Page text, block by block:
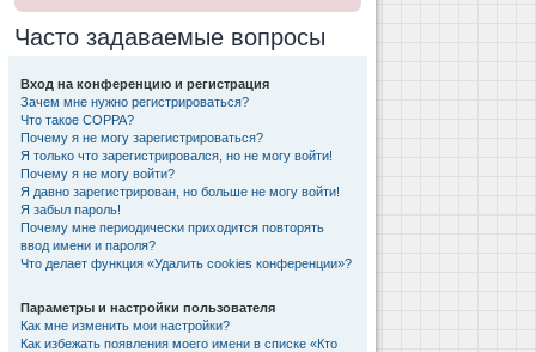
Часто задаваемые вопросы
Вход на конференцию и регистрация
Зачем мне нужно регистрироваться?
Что такое COPPA?
Почему я не могу зарегистрироваться?
Я только что зарегистрировался, но не могу войти!
Почему я не могу войти?
Я давно зарегистрирован, но больше не могу войти!
Я забыл пароль!
Почему мне периодически приходится повторять
ввод имени и пароля?
Что делает функция «Удалить cookies конференции»?
Параметры и настройки пользователя
Как мне изменить мои настройки?
Как избежать появления моего имени в списке «Кто